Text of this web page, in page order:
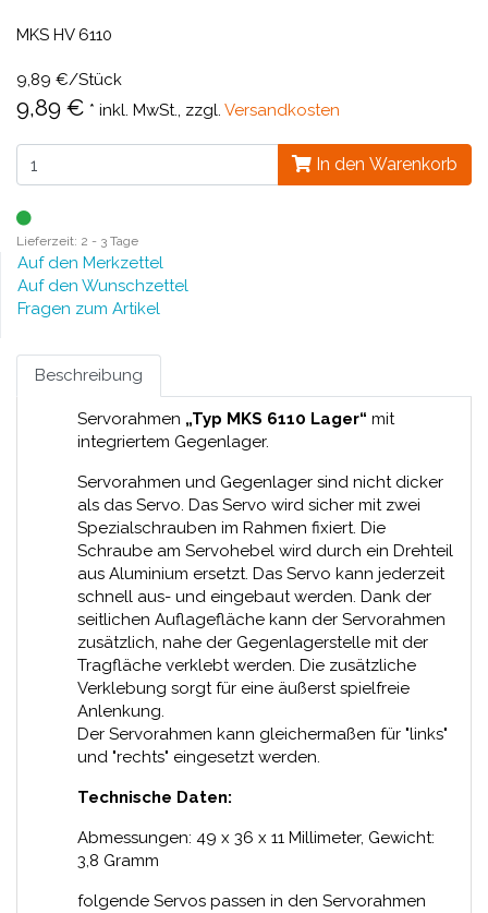
MKS HV 6110
9,89 €/Stück
9,89 € * inkl. MwSt., zzgl. Versandkosten
In den Warenkorb
Lieferzeit: 2 - 3 Tage
Auf den Merkzettel
Auf den Wunschzettel
Fragen zum Artikel
Beschreibung
Servorahmen „Typ MKS 6110 Lager“ mit
integriertem Gegenlager.
Servorahmen und Gegenlager sind nicht dicker
als das Servo. Das Servo wird sicher mit zwei
Spezialschrauben im Rahmen fixiert. Die
Schraube am Servohebel wird durch ein Drehteil
aus Aluminium ersetzt. Das Servo kann jederzeit
schnell aus- und eingebaut werden. Dank der
seitlichen Auflagefläche kann der Servorahmen
zusätzlich, nahe der Gegenlagerstelle mit der
Tragfläche verklebt werden. Die zusätzliche
Verklebung sorgt für eine äußerst spielfreie
Anlenkung.
Der Servorahmen kann gleichermaßen für "links"
und "rechts" eingesetzt werden.
Technische Daten:
Abmessungen: 49 x 36 x 11 Millimeter, Gewicht:
3,8 Gramm
folgende Servos passen in den Servorahmen